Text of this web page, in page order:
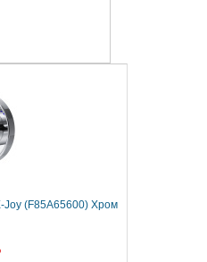
Joy (F85A65600) Хром